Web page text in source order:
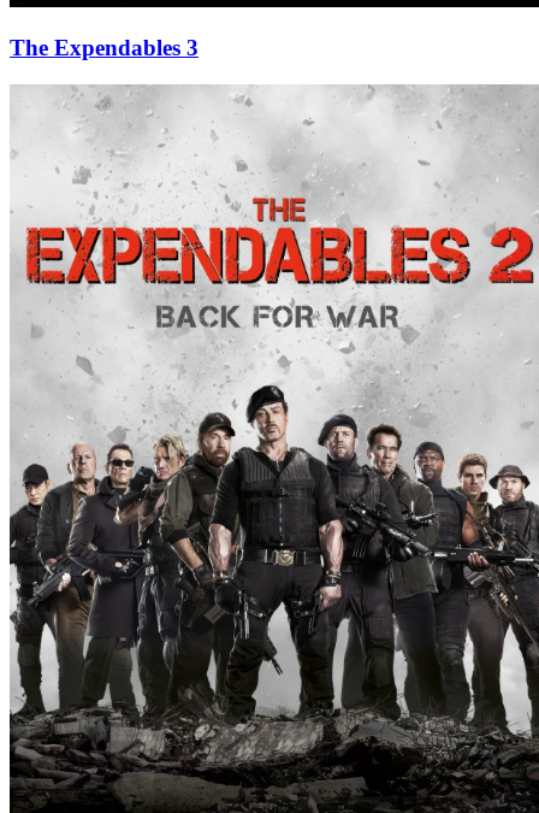
The Expendables 3